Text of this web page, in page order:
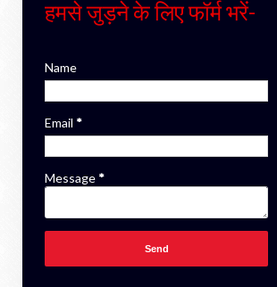
हमसे जुड़ने के लिए फॉर्म भरें-
Name
Email *
Message *